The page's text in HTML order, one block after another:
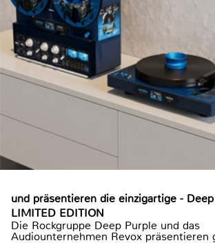
und präsentieren die einzigartige -
LIMITED EDITION
Die Rockgruppe Deep Purple und das
Audiounternehmen Revox präsentieren